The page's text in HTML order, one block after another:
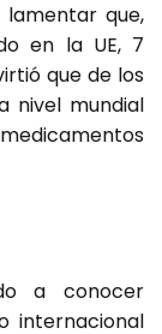
que,
en la UE, 7
que de los
nivel mundial
a conocer
internacional